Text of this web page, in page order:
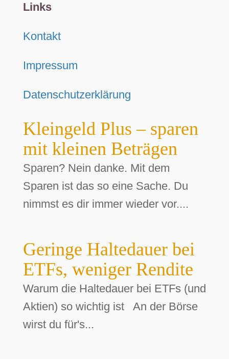
Links
Kontakt
Impressum
Datenschutzerklärung
Kleingeld Plus – sparen
mit kleinen Beträgen
Sparen? Nein danke. Mit dem
Sparen ist das so eine Sache. Du
nimmst es dir immer wieder vor....
Geringe Haltedauer bei
ETFs, weniger Rendite
Warum die Haltedauer bei ETFs (und
Aktien) so wichtig ist An der Börse
wirst du für's...